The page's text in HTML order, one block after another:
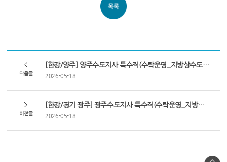
다음글
[한강/양주] 양주수도지사 특수직(수탁운영_지방상수도 시설운영) 채용 공고
2026-05-18
이전글
[한강/경기 광주] 광주수도지사 특수직(수탁운영_지방상수도 시설운영(순회점검)) 채용
2026-05-18